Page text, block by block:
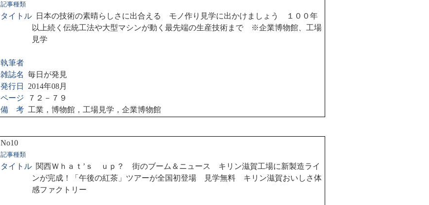
記事種類
タイトル
日本の技術の素晴らしさに出合える モノ作り見学に出かけましょう １００年
以上続く伝統工法や大型マシンが動く最先端の生産技術まで ※企業博物館、工場
見学
執筆者
雑誌名 毎日が発見
発行日
2014年08月
ページ
７２－７９
備 考 工業，博物館，工場見学，企業博物館
No10
記事種類
タイトル 関西Ｗｈａｔ’ｓ ｕｐ？ 街のブーム＆ニュース キリン滋賀工場に新製造ライ
ンが完成！「午後の紅茶」ツアーが全国初登場 見学無料 キリン滋賀おいしさ体
感ファクトリー